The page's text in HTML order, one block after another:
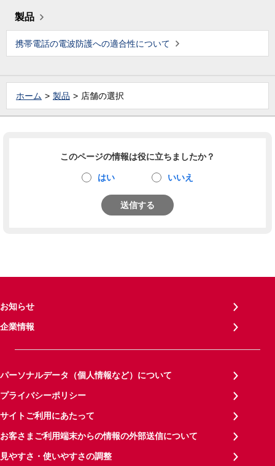
製品
携帯電話の電波防護への適合性について
ホーム 製品 店舗の選択
このページの情報は役に立ちましたか？
はい いいえ
送信する
お知らせ
企業情報
パーソナルデータ（個人情報など）について
プライバシーポリシー
サイトご利用にあたって
お客さまご利用端末からの情報の外部送信について
見やすさ・使いやすさの調整